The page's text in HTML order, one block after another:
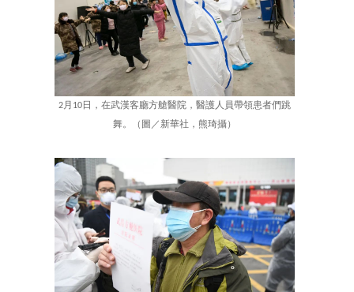
2月10日，在武漢客廳方艙醫院，醫護人員帶領患者們跳
舞。（圖／新華社，熊琦攝）